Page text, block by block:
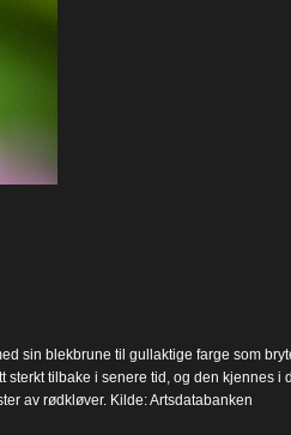
sin blekbrune til gullaktige farge som
tilbake i senere tid, og den kjennes i
av rødkløver. Kilde: Artsdatabanken